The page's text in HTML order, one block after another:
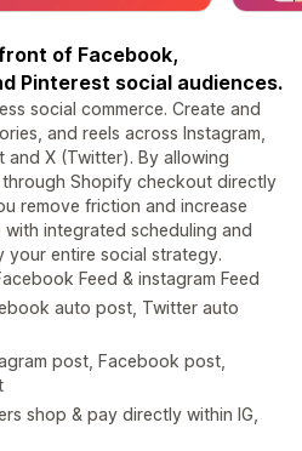
of Facebook,
Pinterest social audiences.
social commerce. Create and
and reels across Instagram,
and X (Twitter). By allowing
Shopify checkout directly
remove friction and increase
with integrated scheduling and
your entire social strategy.
Feed & instagram Feed
auto post, Twitter auto
post, Facebook post,
shop & pay directly within IG,